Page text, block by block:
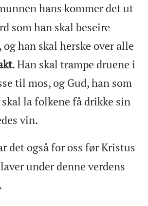
hans kommer det ut
som han skal beseire
og han skal herske over alle
. Han skal trampe druene i
til mos, og Gud, han som
skal la folkene få drikke sin
vin.
det også for oss før Kristus
under denne verdens